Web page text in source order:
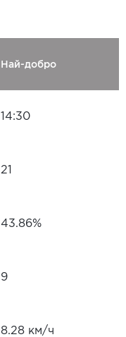
Най-добро
14:30
21
43.86%
9
8.28 км/ч